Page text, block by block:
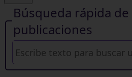
Búsqueda rápida de
publicaciones